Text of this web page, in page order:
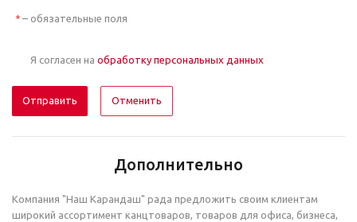
* – обязательные поля
Я согласен на обработку персональных данных
Отменить
Дополнительно
Компания "Наш Карандаш" рада предложить своим клиентам
широкий ассортимент канцтоваров, товаров для офиса, бизнеса,